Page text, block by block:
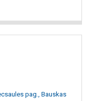
pag., Bauskas